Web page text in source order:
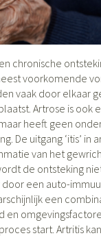
chronische
voorkomende
vaak door elkaar
Artrose is ook
heeft geen
De uitgang ‘itis’ in
van het
de ontsteking
een auto-
een
en
start. Artritis